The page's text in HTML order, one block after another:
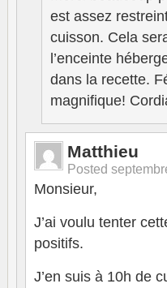
est assez
cuisson. Cela
l’enceinte
dans la recette.
magnifique!
Matthieu
Posted
Monsieur,
J’ai voulu tenter
positifs.
J’en suis à 10h de